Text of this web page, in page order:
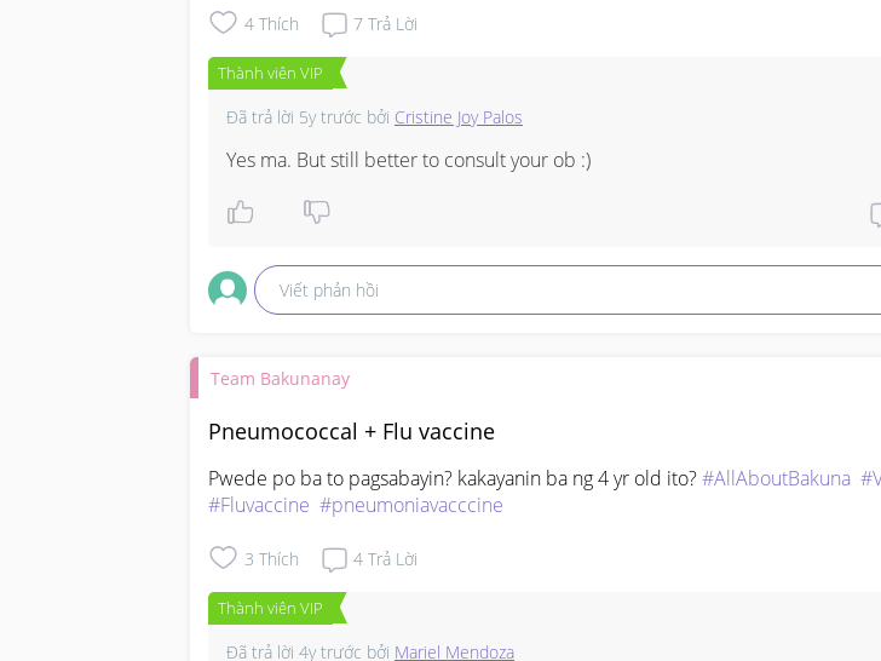
4 Thích 7 Trả Lời
Thành viên VIP
Đã trả lời 5y trước bởi Cristine Joy Palos
Yes ma. But still better to consult your ob :)
Viết phản hồi
Team Bakunanay
Pneumococcal + Flu vaccine
Pwede po ba to pagsabayin? kakayanin ba ng 4 yr old ito? #AllAboutBakuna
#Fluvaccine #pneumoniavacccine
3 Thích 4 Trả Lời
Thành viên VIP
Đã trả lời 4y trước bởi Mariel Mendoza